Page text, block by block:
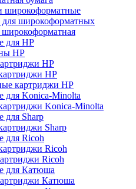
широкоформатные
для широкоформатных
широкоформатная
для HP
HP
HP
HP
картриджи HP
для Konica-Minolta
Konica-Minolta
для Sharp
Sharp
для Ricoh
Ricoh
Ricoh
для Катюша
Катюша